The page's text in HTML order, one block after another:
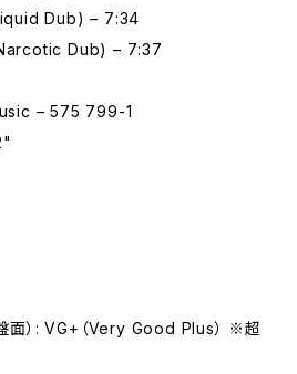
Dub) – 7:34
Dub) – 7:37
– 575 799-1
盤面）: VG+（Very Good Plus） ※超